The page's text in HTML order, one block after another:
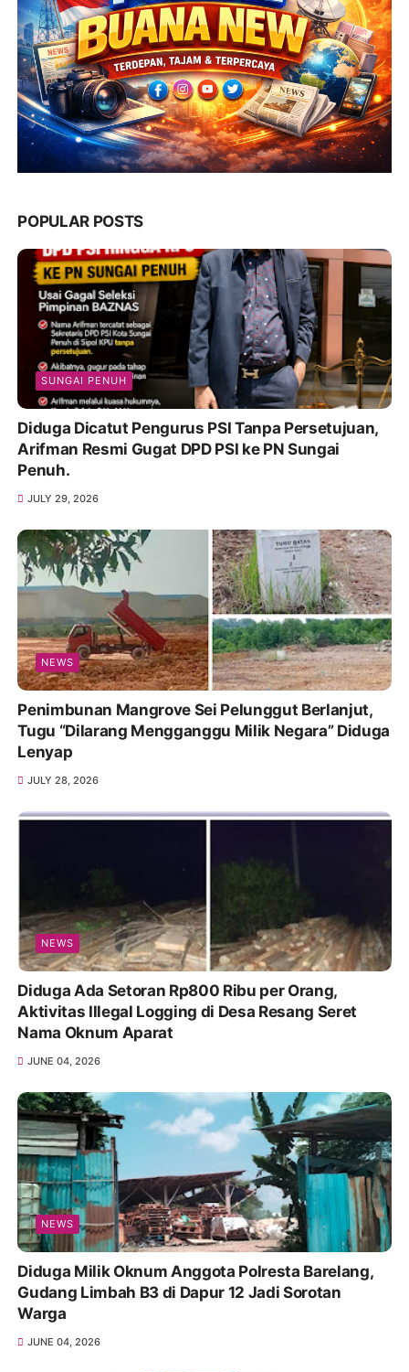
POPULAR POSTS
SUNGAI PENUH
Diduga Dicatut Pengurus PSI Tanpa Persetujuan,
Arifman Resmi Gugat DPD PSI ke PN Sungai
Penuh.
JULY 29, 2026
NEWS
Penimbunan Mangrove Sei Pelunggut Berlanjut,
Tugu “Dilarang Mengganggu Milik Negara” Diduga
Lenyap
JULY 28, 2026
NEWS
Diduga Ada Setoran Rp800 Ribu per Orang,
Aktivitas Illegal Logging di Desa Resang Seret
Nama Oknum Aparat
JUNE 04, 2026
NEWS
Diduga Milik Oknum Anggota Polresta Barelang,
Gudang Limbah B3 di Dapur 12 Jadi Sorotan
Warga
JUNE 04, 2026